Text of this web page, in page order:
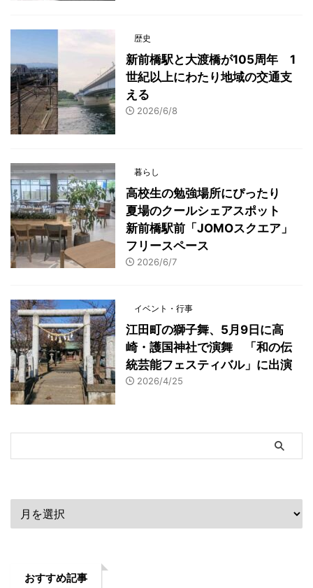
歴史
新前橋駅と大渡橋が105周年 1
世紀以上にわたり地域の交通支
える
2026/6/8
暮らし
高校生の勉強場所にぴったり
夏場のクールシェアスポット
新前橋駅前「JOMOスクエア」
フリースペース
2026/6/7
イベント・行事
江田町の獅子舞、5月9日に高
崎・護国神社で演舞 「和の伝
統芸能フェスティバル」に出演
2026/4/25
おすすめ記事